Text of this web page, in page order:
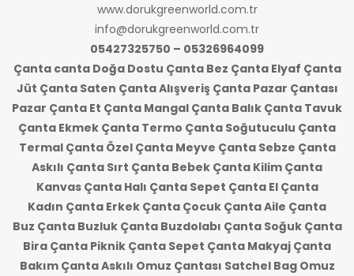
www.dorukgreenworld.com.tr
info@dorukgreenworld.com.tr
05427325750 – 05326964099
Çanta canta Doğa Dostu Çanta Bez Çanta Elyaf Çanta
Jüt Çanta Saten Çanta Alışveriş Çanta Pazar Çantası
Pazar Çanta Et Çanta Mangal Çanta Balık Çanta Tavuk
Çanta Ekmek Çanta Termo Çanta Soğutuculu Çanta
Termal Çanta Özel Çanta Meyve Çanta Sebze Çanta
Askılı Çanta Sırt Çanta Bebek Çanta Kilim Çanta
Kanvas Çanta Halı Çanta Sepet Çanta El Çanta
Kadın Çanta Erkek Çanta Çocuk Çanta Aile Çanta
Buz Çanta Buzluk Çanta Buzdolabı Çanta Soğuk Çanta
Bira Çanta Piknik Çanta Sepet Çanta Makyaj Çanta
Bakım Çanta Askılı Omuz Çantası Satchel Bag Omuz